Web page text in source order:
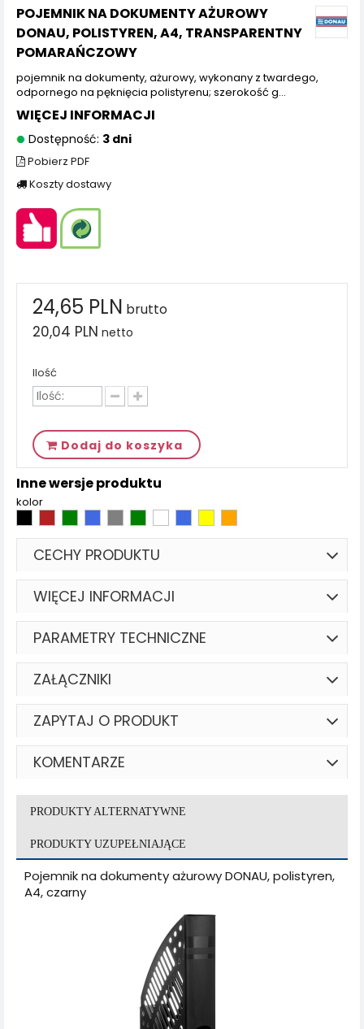
POJEMNIK NA DOKUMENTY AŻUROWY
DONAU, POLISTYREN, A4, TRANSPARENTNY
POMARAŃCZOWY
pojemnik na dokumenty, ażurowy, wykonany z twardego,
odpornego na pęknięcia polistyrenu; szerokość g...
WIĘCEJ INFORMACJI
Dostępność: 3 dni
Pobierz PDF
Koszty dostawy
24,65 PLN brutto
20,04 PLN netto
Ilość
Dodaj do koszyka
Inne wersje produktu
kolor
CECHY PRODUKTU
WIĘCEJ INFORMACJI
PARAMETRY TECHNICZNE
ZAŁĄCZNIKI
ZAPYTAJ O PRODUKT
KOMENTARZE
PRODUKTY ALTERNATYWNE
PRODUKTY UZUPEŁNIAJĄCE
Pojemnik na dokumenty ażurowy DONAU, polistyren,
A4, czarny